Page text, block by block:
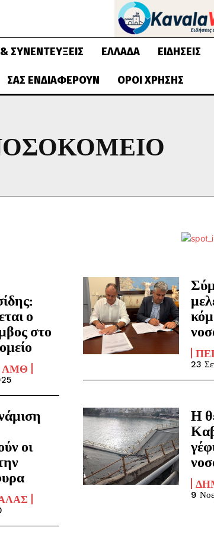
ΣΥΝΕΝΤΕΎΞΕΙΣ ΕΛΛΆΔΑ ΕΙΔΉΣΕΙΣ
ΣΑΣ ΕΝΔΙΑΦΈΡΟΥΝ ΌΡΟΙ ΧΡΉΣΗΣ
ο
στο
ΑΜΘ 23
οι
Η
9